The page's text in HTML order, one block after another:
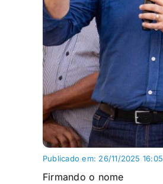
Publicado em: 26/11/2025 16:05
Firmando o nome